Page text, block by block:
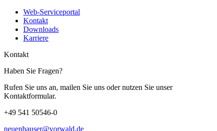
Web-Serviceportal
Kontakt
Downloads
Karriere
Kontakt
Haben Sie Fragen?
Rufen Sie uns an, mailen Sie uns oder nutzen Sie unser
Kontaktformular.
+49 541 50546-0
neuenhauser@vorwald.de